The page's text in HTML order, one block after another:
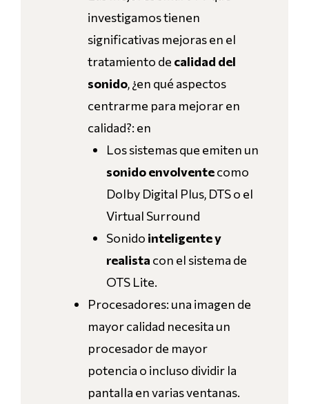
investigamos tienen
significativas mejoras en el
tratamiento de calidad del
sonido, ¿en qué aspectos
centrarme para mejorar en
calidad?: en
Los sistemas que emiten un
sonido envolventecomo
Dolby Digital Plus, DTS o el
Virtual Surround
Sonido inteligente y
realista con el sistema de
OTS Lite.
Procesadores: una imagen de
mayor calidad necesita un
procesador de mayor
potencia o incluso dividir la
pantalla en varias ventanas.